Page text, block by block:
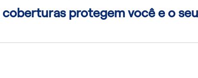
coberturas protegem você e o